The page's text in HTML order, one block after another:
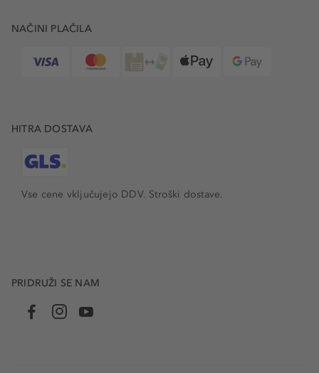
NAČINI PLAČILA
HITRA DOSTAVA
Vse cene vključujejo DDV. Stroški dostave.
PRIDRUŽI SE NAM